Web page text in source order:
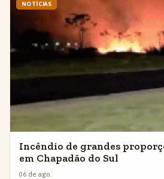
NOTÍCIAS
Incêndio de grandes
em Chapadão do Sul
06 de ago.